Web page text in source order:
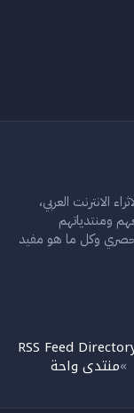
الانترنت العربي،
ومنتدياتهم
حصري وكل ما هو مفيد
RSS Feed
»منتدى واحة